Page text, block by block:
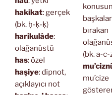
hakikat: gerçek
(bk. ḥ-ḳ-ḳ)
harikulâde:
olağanüstü
has: özel
haşiye: dipnot,
açıklayıcı not
bırakan
(bk. a-c-
mu’cize